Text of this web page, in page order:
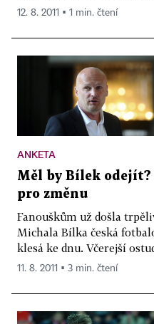
12. 8. 2011 ▪ 1 min. čtení
ANKETA
Měl by Bílek
pro změnu
Fanouškům už došla
Michala Bílka česká
klesá ke dnu. Včerejší
11. 8. 2011 ▪ 3 min. čtení